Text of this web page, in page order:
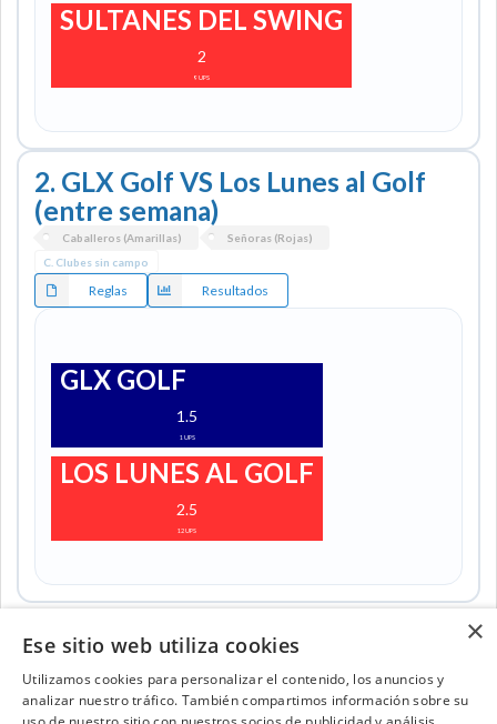
SULTANES DEL SWING
2
9UPS
2. GLX Golf VS Los Lunes al Golf
(entre semana)
Caballeros (Amarillas)
Señoras (Rojas)
C. Clubes sin campo
Reglas Resultados
GLX GOLF
1.5
1 UPS
LOS LUNES AL GOLF
2.5
12UPS
Contacta con el equipo de NextCaddy
×
Ese sitio web utiliza cookies
Utilizamos cookies para personalizar el contenido, los anuncios y
analizar nuestro tráfico. También compartimos información sobre su